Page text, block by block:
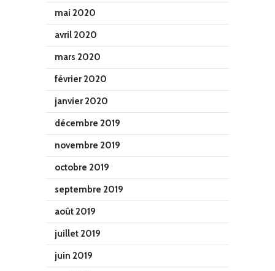
mai 2020
avril 2020
mars 2020
février 2020
janvier 2020
décembre 2019
novembre 2019
octobre 2019
septembre 2019
août 2019
juillet 2019
juin 2019